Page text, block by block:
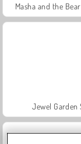
Masha and the
Jewel Garden